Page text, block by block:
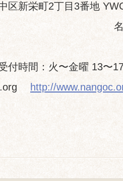
区新栄町2丁目3番地
NGO
付時間：火〜金曜 13〜
http://